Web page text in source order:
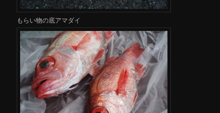
もらい物の底アマダイ